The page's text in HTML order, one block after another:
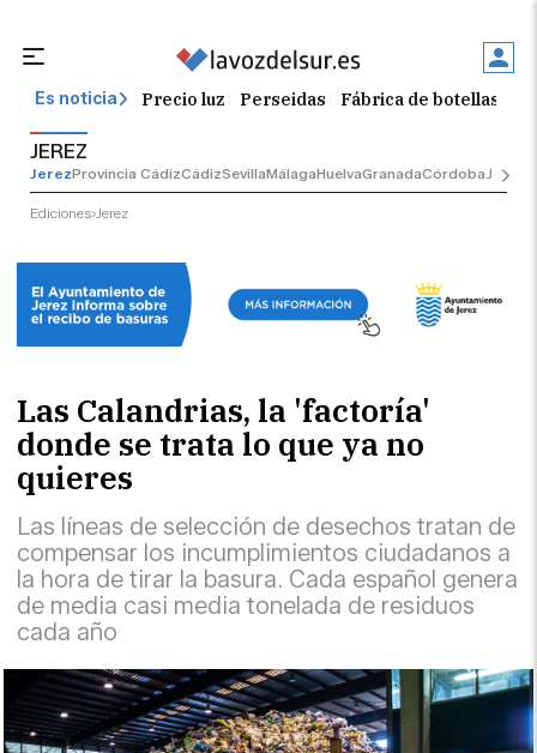
Es noticia Precio luz Perseidas Fábrica de botellas
JEREZ
JerezProvincia CádizCádizSevillaMálagaHuelvaGranadaCórdobaJaén
Ediciones Jerez
Las Calandrias, la 'factoría'
donde se trata lo que ya no
quieres
Las líneas de selección de desechos tratan de
compensar los incumplimientos ciudadanos a
la hora de tirar la basura. Cada español genera
de media casi media tonelada de residuos
cada año